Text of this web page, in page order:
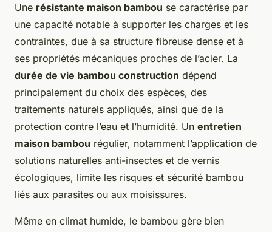
Une résistante maison bambou se caractérise par
une capacité notable à supporter les charges et les
contraintes, due à sa structure fibreuse dense et à
ses propriétés mécaniques proches de l’acier. La
durée de vie bambou construction dépend
principalement du choix des espèces, des
traitements naturels appliqués, ainsi que de la
protection contre l’eau et l’humidité. Un entretien
maison bambou régulier, notamment l’application de
solutions naturelles anti-insectes et de vernis
écologiques, limite les risques et sécurité bambou
liés aux parasites ou aux moisissures.
Même en climat humide, le bambou gère bien